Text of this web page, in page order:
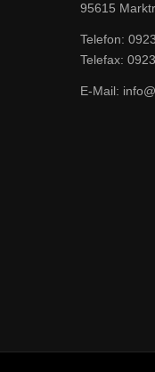
95615
Telefon:
Telefax:
E-Mail: